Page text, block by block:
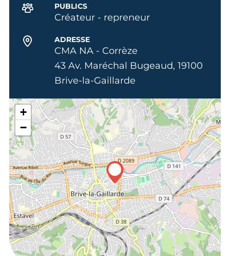
PUBLICS
Créateur - repreneur
ADRESSE
CMA NA - Corrèze
43 Av. Maréchal Bugeaud, 19100
Brive-la-Gaillarde
+
−